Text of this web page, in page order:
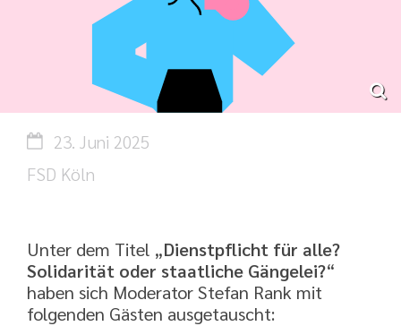
Datum:23. Juni 2025
Von:
FSD Köln
Unter dem Titel „Dienstpflicht für alle?
Solidarität oder staatliche Gängelei?“
haben sich Moderator Stefan Rank mit
folgenden Gästen ausgetauscht: